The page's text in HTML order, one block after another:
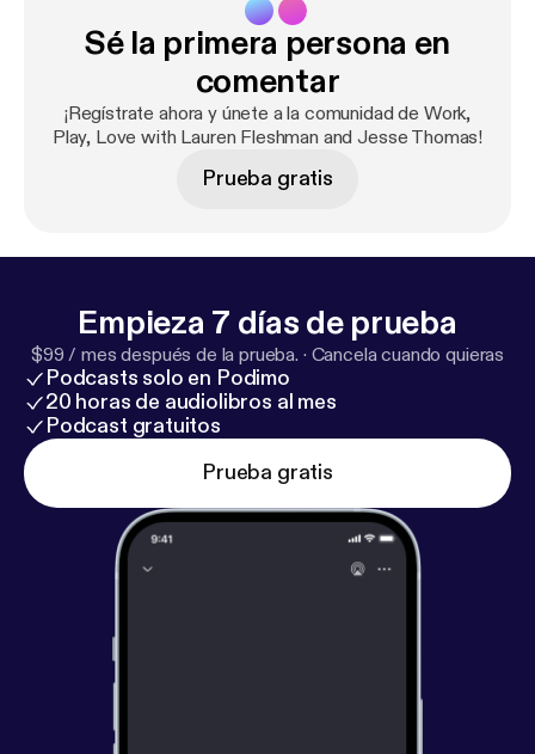
triathlete can rebound after suffering severe
cramps on race day, they offer advice to an active
couple dealing with a tough medical diagnosis, and
they answer some questions from someone who's
scared about having kids when their partner's ready
Sé la primera persona en
comentar
¡Regístrate ahora y únete a la comunidad de Work,
Play, Love with Lauren Fleshman and Jesse Thomas!
Prueba gratis
Empieza 7 días de prueba
$99 / mes después de la prueba. · Cancela cuando quieras
Podcasts solo en Podimo
20 horas de audiolibros al mes
Podcast gratuitos
Prueba gratis